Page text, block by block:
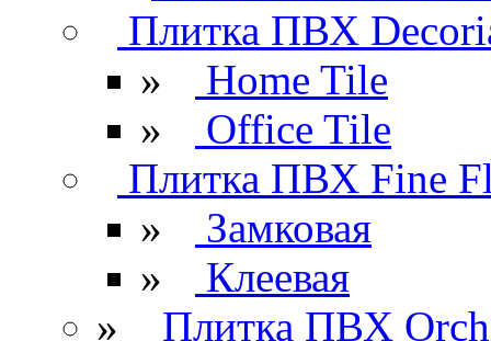
Плитка ПВХ
»
Home Tile
»
Office Tile
Плитка ПВХ Fine
»
Замковая
»
Клеевая
»
Плитка ПВХ